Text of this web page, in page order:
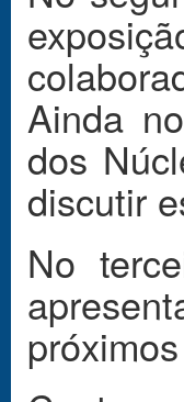
Ainda
dos
discutir
No